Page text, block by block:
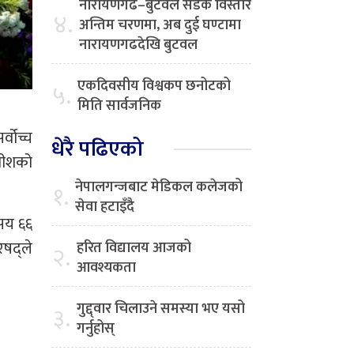
६६
४. नारायणगढ–बुटवल सडक विस्तार
अन्तिम चरणमा, अब दुई घण्टामा
नारायणगढदेखि बुटवल
५. एकदिवसीय विश्वकप छनोटको
मिति सार्वजनिक
धेरै पढिएको
१. नेपालगन्जबाट मेडिकल कलेजको
सेवा हटाइँदै
२. हरित विद्यालय आजको
आवश्यकता
३. गुद्द्वार चिलाउने समस्या भए यसो
गर्नुहोस्